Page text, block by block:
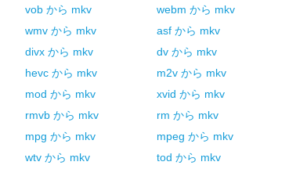
vob から mkv webm から mkv
wmv から mkv asf から mkv
divx から mkv dv から mkv
hevc から mkv m2v から mkv
mod から mkv xvid から mkv
rmvb から mkv rm から mkv
mpg から mkv mpeg から mkv
wtv から mkv tod から mkv